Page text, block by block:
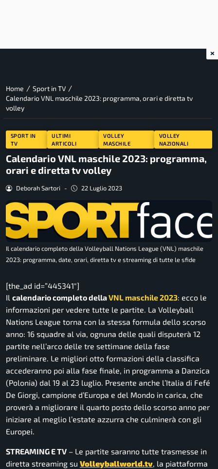
Home / Sport in TV /
Calendario VNL maschile 2023: programma, orari e diretta tv
volley
SPORT IN
TV
ULTIMI
ARTICOLI
VOLLEY
MASCHILE
VOLLEY
NAZIONALI
Calendario VNL maschile 2023: programma,
orari e diretta tv volley
Deborah Sartori - 22 Luglio 2023
Il calendario completo della Volleyball Nations League (VNL) maschile
2023: programma, date, orari, diretta tv e streaming di tutte le sfide
[the_ad id=”445341″]
Il calendario completo dellaVNL maschile 2023: ecco le
informazioni per vedere tutte le partite. La Volleyball
Nations League torna con la stessa formula dello scorso
anno: 16 squadre al via, ognuna delle quali disputerà 12
partite nell’arco delle tre settimane della fase
preliminare. Le migliori otto formazioni della classifica
accederanno poi alla fase finale, in programma a Danzica
(Polonia) dal 19 al 23 luglio. Presente anche l’Italia di Fefé
De Giorgi, campione d’Europa e del Mondo in carica, che
proverà a migliorare il quarto posto dello scorso anno per
iniziare al meglio l’estate azzurra che culminerà con gli
Europei.
STREAMING E TV – Le partite saranno tutte trasmesse in
diretta streaming su Volleyballworld.tv , la piattaforma
×